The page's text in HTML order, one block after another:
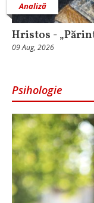
Analiză
Hristos -
09 Aug, 2026
Psihologie